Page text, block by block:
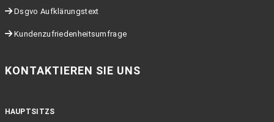
Dsgvo Aufklärungstext
Kundenzufriedenheitsumfrage
KONTAKTIEREN SIE UNS
HAUPTSITZS